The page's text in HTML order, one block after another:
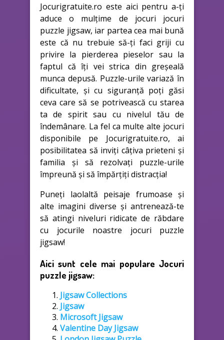
Jocurigratuite.ro este aici pentru a-ți
aduce o mulțime de jocuri jocuri
puzzle jigsaw, iar partea cea mai bună
este că nu trebuie să-ți faci griji cu
privire la pierderea pieselor sau la
faptul că îți vei strica din greșeală
munca depusă. Puzzle-urile variază în
dificultate, și cu siguranță poți găsi
ceva care să se potrivească cu starea
ta de spirit sau cu nivelul tău de
îndemânare. La fel ca multe alte jocuri
disponibile pe Jocurigratuite.ro, ai
posibilitatea să inviți câțiva prieteni și
familia și să rezolvați puzzle-urile
împreună și să împărțiți distracția!
Puneți laolaltă peisaje frumoase și
alte imagini diverse și antrenează-te
să atingi niveluri ridicate de răbdare
cu jocurile noastre jocuri puzzle
jigsaw!
Aici sunt cele mai populare Jocuri
puzzle jigsaw:
Jigsaw Collections
Jigsaw
Microsoft Jigsaw
Valentine Day Jigsaw